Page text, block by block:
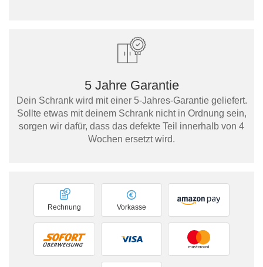
5 Jahre Garantie
Dein Schrank wird mit einer 5-Jahres-Garantie geliefert.
Sollte etwas mit deinem Schrank nicht in Ordnung sein,
sorgen wir dafür, dass das defekte Teil innerhalb von 4
Wochen ersetzt wird.
Vorkasse
Rechnung